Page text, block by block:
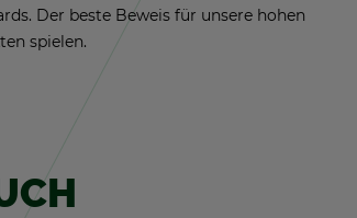
Der beste Be­weis für un­se­re hohen
spie­len.